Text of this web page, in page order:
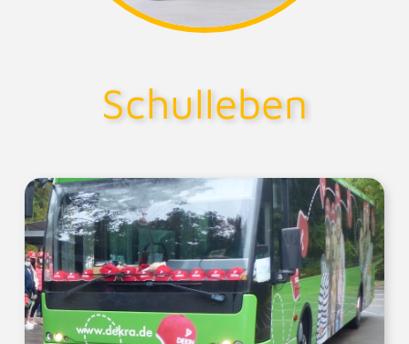
Schulleben